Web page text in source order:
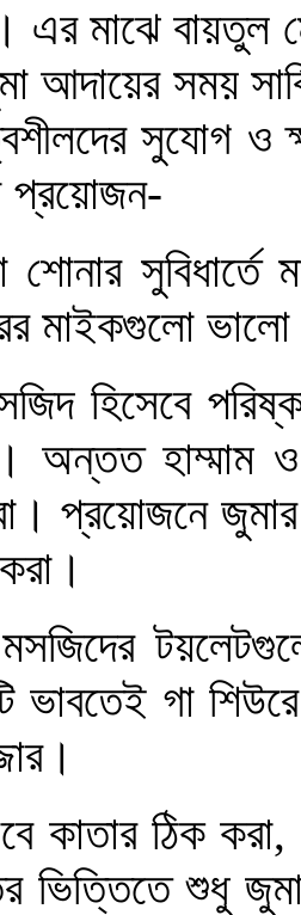
মাঝে বায়তুল
আদায়ের সময়
সুযোগ
প্রয়োজন-
সুবিধার্তে
মাইকগুলো ভালো
হিসেবে
অন্তত হাম্মাম
প্রয়োজনে
ভাবতেই গা
কাতার ঠিক
শুধু